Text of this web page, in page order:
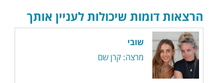
הרצאות דומות שיכולות לעניין אותך
שובי
מרצה: קרן שם